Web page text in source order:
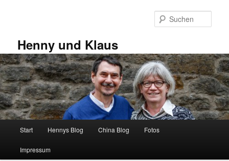
Henny und Klaus
Start Hennys Blog China Blog Fotos
Impressum